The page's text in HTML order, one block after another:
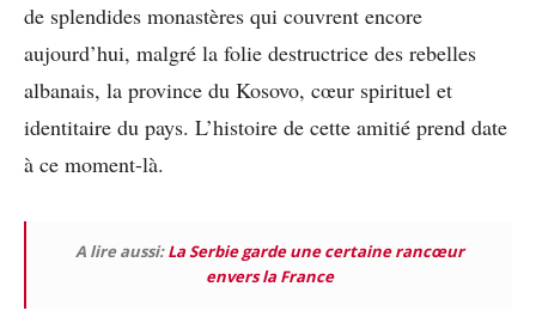
de splendides monastères qui couvrent encore
aujourd’hui, malgré la folie destructrice des rebelles
albanais, la province du Kosovo, cœur spirituel et
identitaire du pays. L’histoire de cette amitié prend date
à ce moment-là.
A lire aussi:La Serbie garde une certaine rancœur
envers la France